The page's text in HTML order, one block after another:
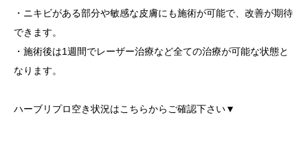
・ニキビがある部分や敏感な皮膚にも施術が可能で、改善が期待
できます。
・施術後は1週間でレーザー治療など全ての治療が可能な状態と
なります。
ハーブリプロ空き状況はこちらからご確認下さい▼